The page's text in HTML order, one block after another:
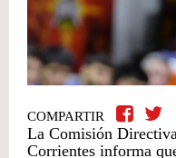
COMPARTIR
La Comisión
Corrientes informa